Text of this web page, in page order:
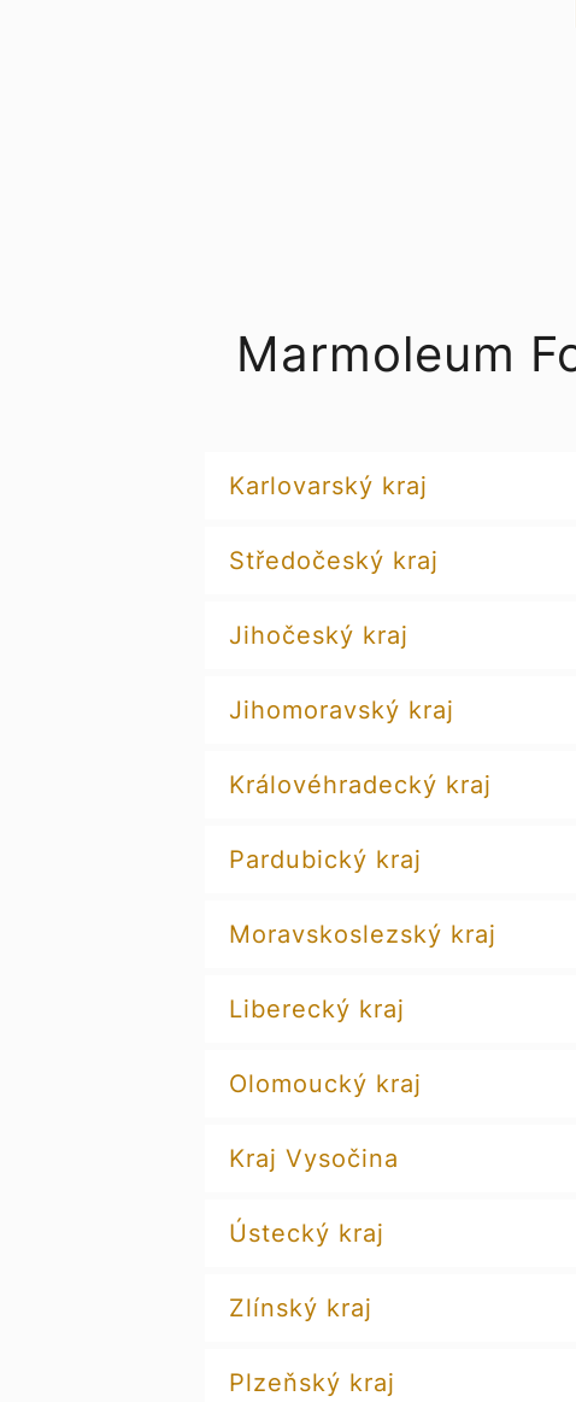
Marmoleum
Karlovarský kraj
Středočeský kraj
Jihočeský kraj
Jihomoravský kraj
Královéhradecký kraj
Pardubický kraj
Moravskoslezský kraj
Liberecký kraj
Olomoucký kraj
Kraj Vysočina
Ústecký kraj
Zlínský kraj
Plzeňský kraj